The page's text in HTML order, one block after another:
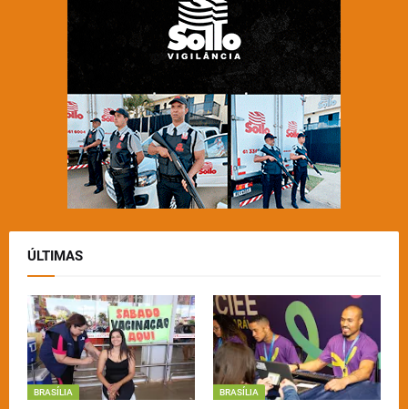
ÚLTIMAS
BRASÍLIA BRASÍLIA